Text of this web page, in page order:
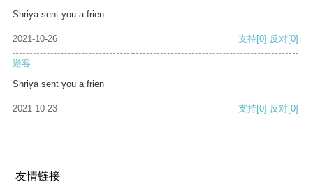
Shriya sent you a frien
2021-10-26 支持[0] 反对[0]
游客
Shriya sent you a frien
2021-10-23 支持[0] 反对[0]
友情链接